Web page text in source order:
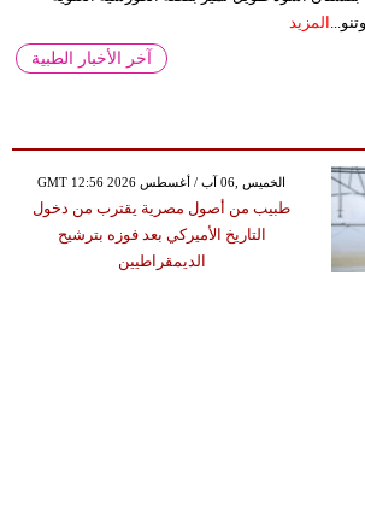
المزيد
آخر الأخبار الطبية
GMT 12:56 2026 الخميس ,06 آب / أغسطس
طبيب من أصول مصرية يقترب من دخول
التاريخ الأميركي بعد فوزه بترشيح
الديمقراطيين